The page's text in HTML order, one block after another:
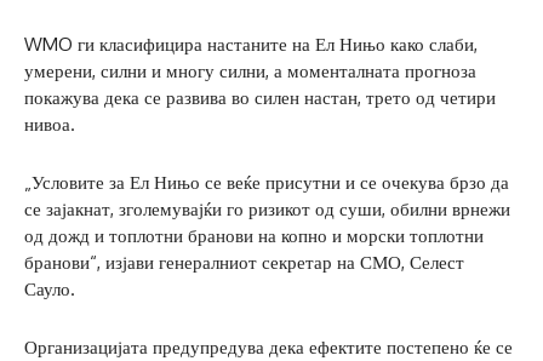
WMO ги класифицира настаните на Ел Нињо како слаби,
умерени, силни и многу силни, а моменталната прогноза
покажува дека се развива во силен настан, трето од четири
нивоа.
„Условите за Ел Нињо се веќе присутни и се очекува брзо да
се зајакнат, зголемувајќи го ризикот од суши, обилни врнежи
од дожд и топлотни бранови на копно и морски топлотни
бранови“, изјави генералниот секретар на СМО, Селест
Сауло.
Организацијата предупредува дека ефектите постепено ќе се